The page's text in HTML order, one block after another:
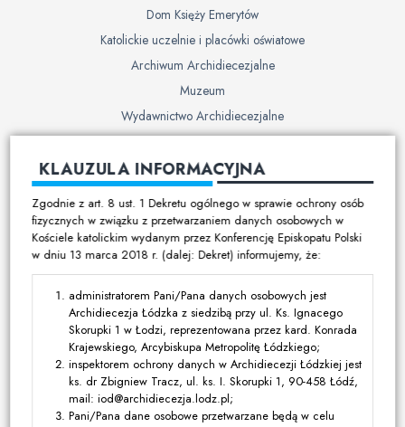
Dom Księży Emerytów
Katolickie uczelnie i placówki oświatowe
Archiwum Archidiecezjalne
Muzeum
Wydawnictwo Archidiecezjalne
Cmentarze
Duszpasterstwo
Program duszpasterski
Kalendarz pracy duszpasterskiej
Duszpasterstwo specjalistyczne
Ruchy i stowarzyszenia
Multimedia
Filmy
Zdjęcia
Media katolickie
KLAUZULA INFORMACYJNA
Zgodnie z art. 8 ust. 1 Dekretu ogólnego w sprawie ochrony osób
fizycznych w związku z przetwarzaniem danych osobowych w
Kościele katolickim wydanym przez Konferencję Episkopatu Polski
w dniu 13 marca 2018 r. (dalej: Dekret) informujemy, że:
administratorem Pani/Pana danych osobowych jest
Archidiecezja Łódzka z siedzibą przy ul. Ks. Ignacego
Skorupki 1 w Łodzi, reprezentowana przez kard. Konrada
Krajewskiego, Arcybiskupa Metropolitę Łódzkiego;
inspektorem ochrony danych w Archidiecezji Łódzkiej jest
ks. dr Zbigniew Tracz, ul. ks. I. Skorupki 1, 90-458 Łódź,
mail: iod@archidiecezja.lodz.pl;
Pani/Pana dane osobowe przetwarzane będą w celu